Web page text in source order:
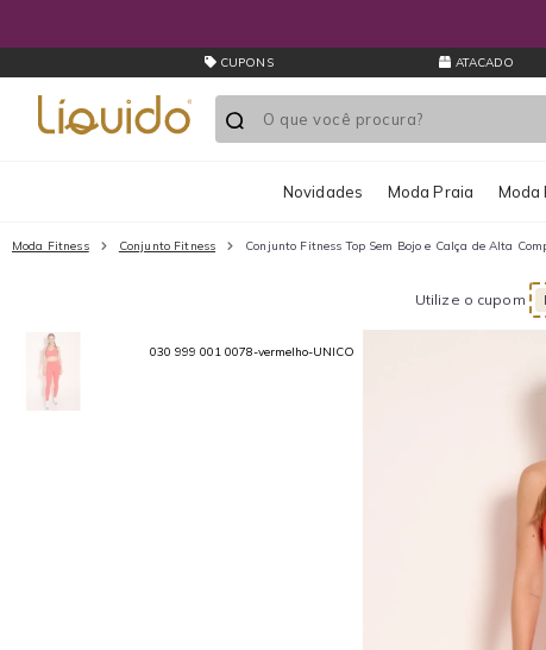
CUPONS ATACADO
Novidades Moda
Moda Praia
Moda Fitness Conjunto Fitness Conjunto Fitness Top Sem Bojo e Calça de Alta
Utilize o cupom
030 999 001 0078-vermelho-UNICO